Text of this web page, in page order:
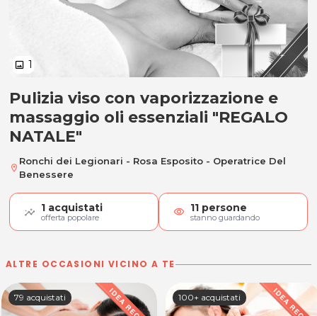
image 1
Pulizia viso con vaporizzazione e
Pulizia viso con vaporizzazione e
massaggio oli essenziali "REGALO
NATALE"
location_on
Ronchi dei Legionari - Rosa Esposito - Operatrice Del
Benessere
1 acquistati
offerta popolare visibility 11 persone
stanno guardando
ALTRE OCCASIONI VICINO A TE
79 acquistati 100+ acquistati